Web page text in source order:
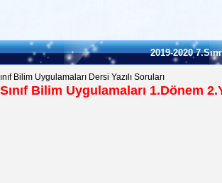
2019-2020
Bilim Uygulamaları Dersi Yazılı Soruları
Bilim Uygulamaları 1.Dönem